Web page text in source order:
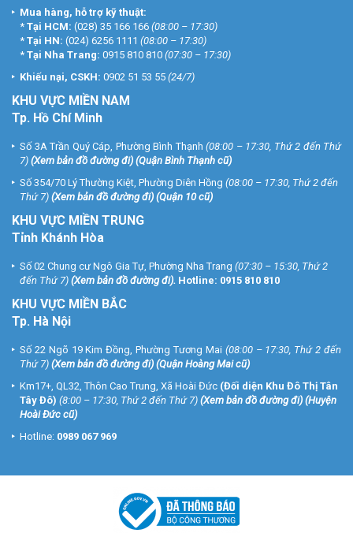
Mua hàng, hỗ trợ kỹ thuật:
* Tại HCM: (028) 35 166 166 (08:00 – 17:30)
* Tại HN: (024) 6256 1111 (08:00 – 17:30)
* Tại Nha Trang: 0915 810 810 (07:30 – 17:30)
Khiếu nại, CSKH: 0902 51 53 55 (24/7)
KHU VỰC MIỀN NAM
Tp. Hồ Chí Minh
Số 3A Trần Quý Cáp, Phường Bình Thạnh (08:00 – 17:30, Thứ 2 đến Thứ
7) (Xem bản đồ đường đi) (Quận Bình Thạnh cũ)
Số 354/70 Lý Thường Kiệt, Phường Diên Hồng (08:00 – 17:30, Thứ 2 đến
Thứ 7) (Xem bản đồ đường đi) (Quận 10 cũ)
KHU VỰC MIỀN TRUNG
Tỉnh Khánh Hòa
Số 02 Chung cư Ngô Gia Tự, Phường Nha Trang (07:30 – 15:30, Thứ 2
đến Thứ 7) (Xem bản đồ đường đi). Hotline: 0915 810 810
KHU VỰC MIỀN BẮC
Tp. Hà Nội
Số 22 Ngõ 19 Kim Đồng, Phường Tương Mai (08:00 – 17:30, Thứ 2 đến
Thứ 7) (Xem bản đồ đường đi) (Quận Hoàng Mai cũ)
Km17+, QL32, Thôn Cao Trung, Xã Hoài Đức (Đối diện Khu Đô Thị Tân
Tây Đô) (8:00 – 17:30, Thứ 2 đến Thứ 7) (Xem bản đồ đường đi) (Huyện
Hoài Đức cũ)
Hotline: 0989 067 969